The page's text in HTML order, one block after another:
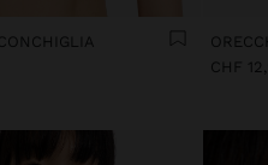
CHF